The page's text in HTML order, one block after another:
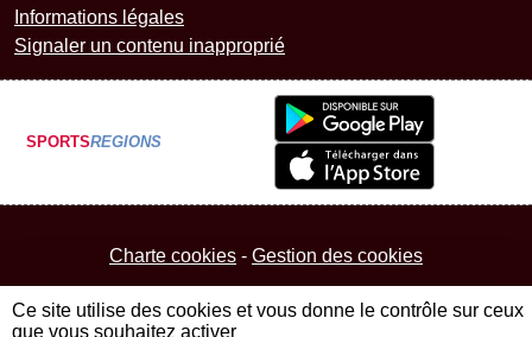
Informations légales
Signaler un contenu inapproprié
SPORTSREGIONS
Charte cookies Gestion des cookies
Ce site utilise des cookies et vous donne le contrôle sur ceux
que vous souhaitez activer